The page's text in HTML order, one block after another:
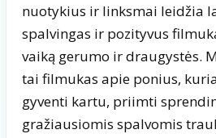
nuotykius ir linksmai leidžia
spalvingas ir pozityvus
vaiką gerumo ir draugystės.
tai filmukas apie ponius,
gyventi kartu, priimti
gražiausiomis spalvomis